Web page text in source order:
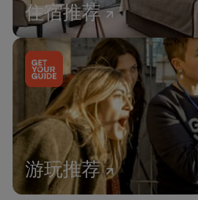
住宿推荐
游玩推荐